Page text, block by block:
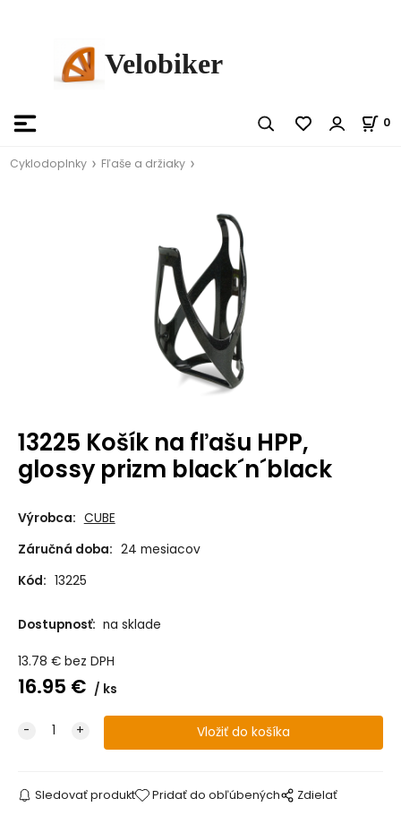
Velobiker
0
Cyklodoplnky Fľaše a držiaky
13225 Košík na fľašu HPP,
glossy prizm black´n´black
Výrobca: CUBE
Záručná doba: 24 mesiacov
Kód: 13225
Dostupnosť: na sklade
13.78 € bez DPH
16.95 € ks
Sledovať produkt Pridať do obľúbených Zdielať